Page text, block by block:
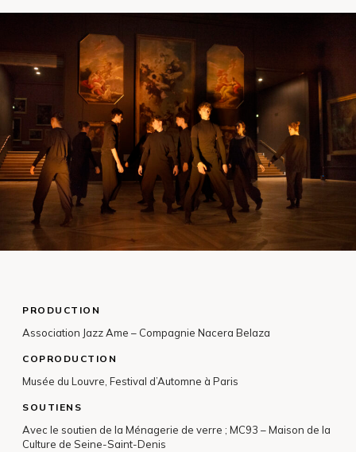
PRODUCTION
Association Jazz Ame – Compagnie Nacera Belaza
COPRODUCTION
Musée du Louvre, Festival d’Automne à Paris
SOUTIENS
Avec le soutien de la Ménagerie de verre ; MC93 – Maison de la
Culture de Seine-Saint-Denis